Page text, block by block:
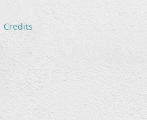
Credits